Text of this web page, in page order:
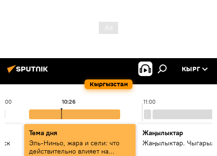
Кыргызстан
КЫРГ
11:00
10:26
Тема дня
Эль-Ниньо, жара и сели: что
действительно влияет на
Жаңылыктар
Жаңылыктар.